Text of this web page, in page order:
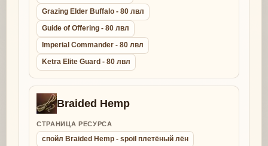
Grazing Elder Buffalo - 80 лвл
Guide of Offering - 80 лвл
Imperial Commander - 80 лвл
Ketra Elite Guard - 80 лвл
Braided Hemp
СТРАНИЦА РЕСУРСА
спойл Braided Hemp - spoil плетёный лён